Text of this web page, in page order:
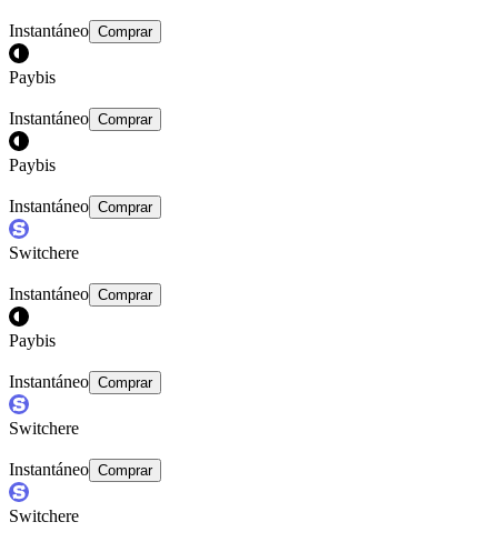
Instantáneo Comprar
Paybis
Instantáneo Comprar
Paybis
Instantáneo Comprar
Switchere
Instantáneo Comprar
Paybis
Instantáneo Comprar
Switchere
Instantáneo Comprar
Switchere